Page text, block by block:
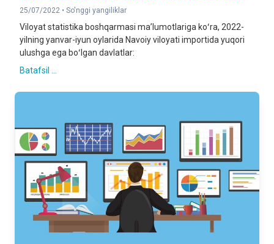
25/07/2022 • So'nggi yangiliklar
Viloyat statistika boshqarmasi maʼlumotlariga koʻra, 2022-
yilning yanvar-iyun oylarida Navoiy viloyati importida yuqori
ulushga ega boʻlgan davlatlar:
Batafsil ...